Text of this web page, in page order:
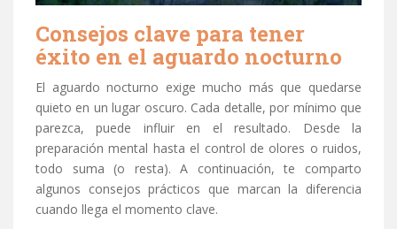
Consejos clave para tener
éxito en el aguardo nocturno
El aguardo nocturno exige mucho más que quedarse
quieto en un lugar oscuro. Cada detalle, por mínimo que
parezca, puede influir en el resultado. Desde la
preparación mental hasta el control de olores o ruidos,
todo suma (o resta). A continuación, te comparto
algunos consejos prácticos que marcan la diferencia
cuando llega el momento clave.